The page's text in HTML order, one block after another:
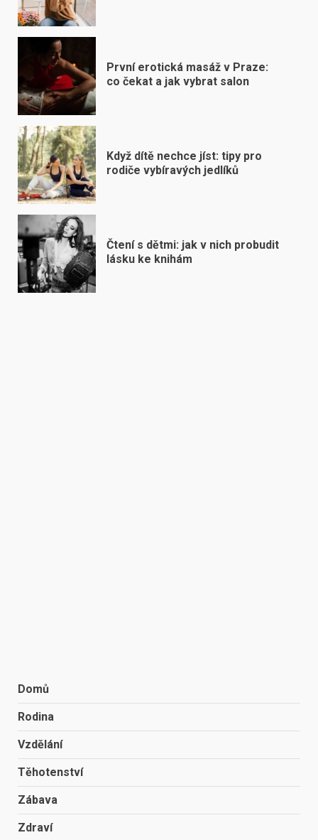
První erotická masáž v Praze:
co čekat a jak vybrat salon
Když dítě nechce jíst: tipy pro
rodiče vybíravých jedlíků
Čtení s dětmi: jak v nich probudit
lásku ke knihám
Domů
Rodina
Vzdělání
Těhotenství
Zábava
Zdraví